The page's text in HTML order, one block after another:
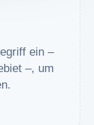
ein –
–, um